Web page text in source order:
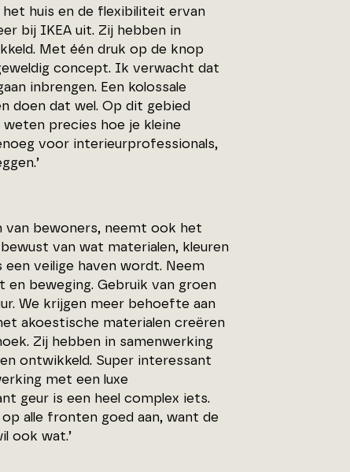
huis en de flexibiliteit ervan
bij IKEA uit. Zij hebben in
Met één druk op de knop
concept. Ik verwacht dat
inbrengen. Een kolossale
doen dat wel. Op dit gebied
precies hoe je kleine
voor interieurprofessionals,
van bewoners, neemt ook het
van wat materialen, kleuren
veilige haven wordt. Neem
beweging. Gebruik van groen
We krijgen meer behoefte aan
akoestische materialen creëren
Zij hebben in samenwerking
ontwikkeld. Super interessant
met een luxe
geur is een heel complex iets.
alle fronten goed aan, want de
ook wat.’